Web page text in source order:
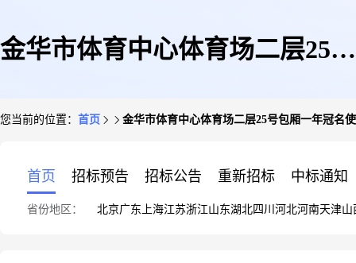
金华市体育中心体育场二层25号
您当前的位置： 首页 金华市体育中心体育场二层25号包厢一年冠名
首页 招标预告 招标公告 重新招标 中标通知
省份地区： 北京广东 上海江苏浙江山东湖北四川 河北河南天津山